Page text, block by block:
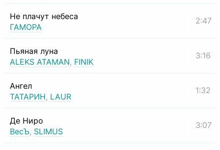
Не плачут небеса
ГАМОРА
2:47
Пьяная луна
ALEKS ATAMAN, FINIK
3:16
Ангел
ТАТАРИН, LAUR
1:32
Де Ниро
ВесЪ, SLIMUS
3:07